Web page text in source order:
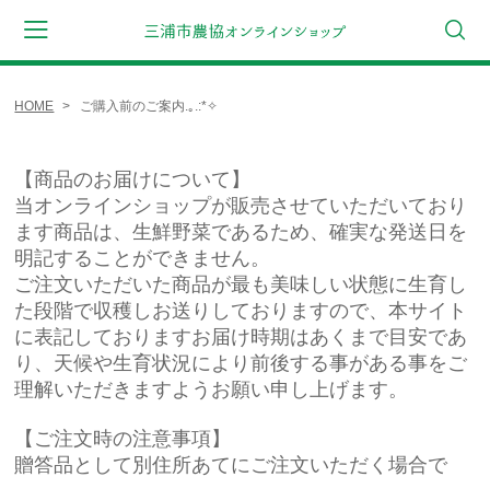
CATEGORY
ギフト
野菜セット
詰合せセット
キャベツ
浅漬けたくあん
HOME ご購入前のご案内.｡.:*✧
【商品のお届けについて 】
当オンラインショップが販売させていただいており
ます商品は、生鮮野菜であるため、確実な発送日を
明記することができません。
ご注文いただいた商品が最も美味しい状態に生育し
た段階で収穫しお送りしておりますので、本サイト
に表記しておりますお届け時期はあくまで目安であ
り、天候や生育状況により前後する事がある事をご
理解いただきますようお願い申し上げます。
【ご注文時の注意事項】
贈答品として別住所あてにご注文いただく場合で